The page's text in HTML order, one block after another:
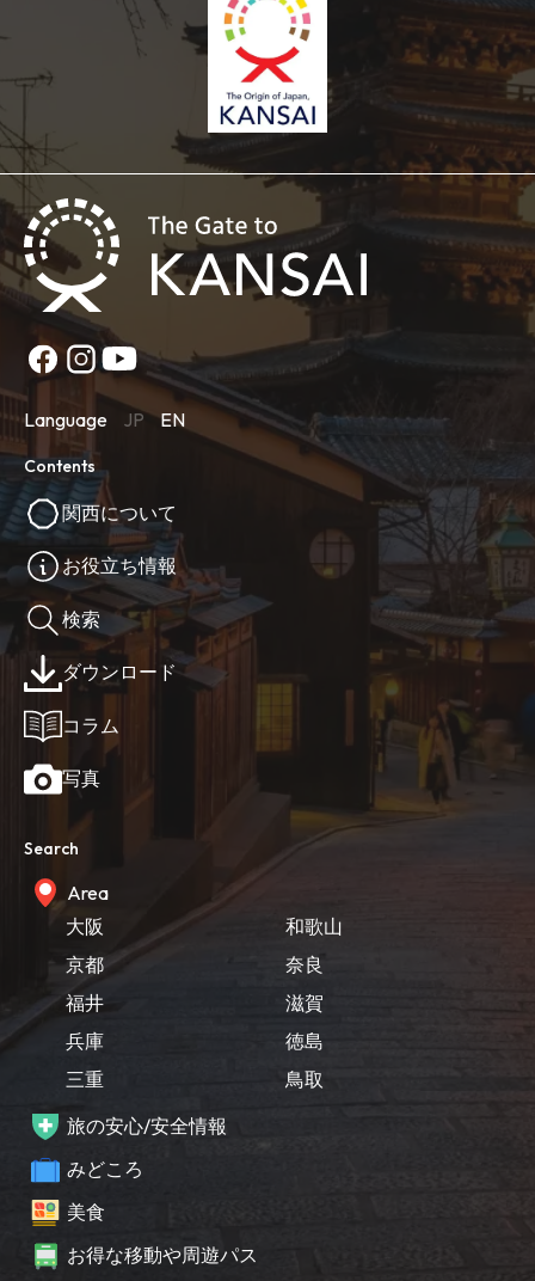
Language JP EN
Contents
関西について
お役立ち情報
検索
ダウンロード
コラム
写真
Search
Area
大阪
京都
福井
兵庫
三重
和歌山
奈良
滋賀
徳島
鳥取
旅の安心/安全情報
みどころ
美食
お得な移動や周遊パス